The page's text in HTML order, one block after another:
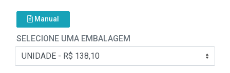
Manual
SELECIONE UMA EMBALAGEM